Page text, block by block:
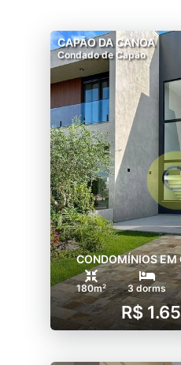
CAPÃO DA CANOA
Condado de Capão
CONDOMÍNIOS EM
180m² 3 dorms
R$